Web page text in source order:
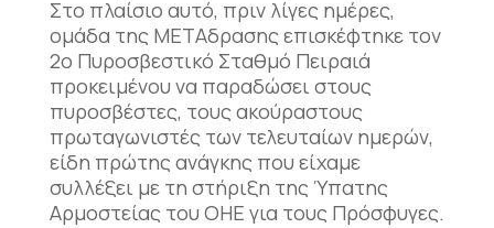
Στο πλαίσιο αυτό, πριν λίγες ημέρες,
ομάδα της ΜΕΤΑδρασης επισκέφτηκε τον
2ο Πυροσβεστικό Σταθμό Πειραιά
προκειμένου να παραδώσει στους
πυροσβέστες, τους ακούραστους
πρωταγωνιστές των τελευταίων ημερών,
είδη πρώτης ανάγκης που είχαμε
συλλέξει με τη στήριξη της Ύπατης
Αρμοστείας του ΟΗΕ για τους Πρόσφυγες.